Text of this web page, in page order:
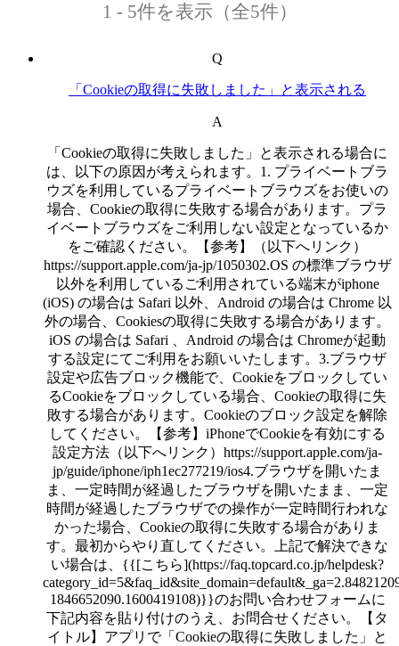
1 - 5件を表示（全5件）
Q
「Cookieの取得に失敗しました」と表示される
A
「Cookieの取得に失敗しました」と表示される場合に
は、以下の原因が考えられます。1. プライベートブラ
ウズを利用しているプライベートブラウズをお使いの
場合、Cookieの取得に失敗する場合があります。プラ
イベートブラウズをご利用しない設定となっているか
をご確認ください。【参考】（以下へリンク）
https://support.apple.com/ja-jp/1050302.OS の標準ブラウザ
以外を利用しているご利用されている端末がiphone
(iOS) の場合は Safari 以外、Android の場合は Chrome 以
外の場合、Cookiesの取得に失敗する場合があります。
iOS の場合は Safari 、Android の場合は Chromeが起動
する設定にてご利用をお願いいたします。3.ブラウザ
設定や広告ブロック機能で、Cookieをブロックしてい
るCookieをブロックしている場合、Cookieの取得に失
敗する場合があります。Cookieのブロック設定を解除
してください。【参考】iPhoneでCookieを有効にする
設定方法（以下へリンク）https://support.apple.com/ja-
jp/guide/iphone/iph1ec277219/ios4.ブラウザを開いたま
ま、一定時間が経過したブラウザを開いたまま、一定
時間が経過したブラウザでの操作が一定時間行われな
かった場合、Cookieの取得に失敗する場合がありま
す。最初からやり直してください。上記で解決できな
い場合は、{{[こちら](https://faq.topcard.co.jp/helpdesk?
1846652090.1600419108)}}のお問い合わせフォームに
下記内容を貼り付けのうえ、お問合せください。【タ
イトル】アプリで「Cookieの取得に失敗しました」と